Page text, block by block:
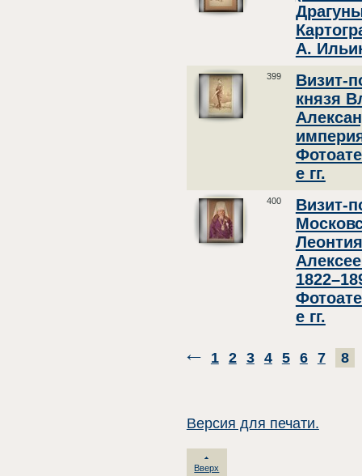
А.
399
Визит-
князя
е гг.
400
Визит-
е гг.
1 2 3 4 5 6 7 8
Версия для печати.
Вверх